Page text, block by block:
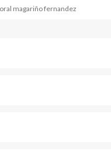
magariño fernandez